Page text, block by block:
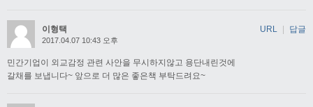
이형택
2017.04.07 10:43 오후
민간기업이 외교감정 관련 사안을 무시하지않고 용단내린것에
갈채를 보냅니다~ 앞으로 더 많은 좋은책 부탁드려요~
URL 답글